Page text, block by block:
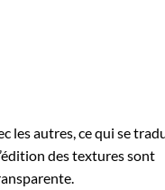
les autres, ce qui se
des textures sont